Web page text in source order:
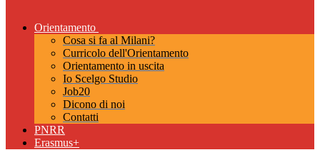
Orientamento
Cosa si fa al Milani?
Curricolo dell'Orientamento
Orientamento in uscita
Io Scelgo Studio
Job20
Dicono di noi
Contatti
PNRR
Erasmus+